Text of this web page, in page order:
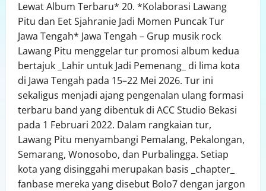
Lewat Album Terbaru* 20. *Kolaborasi Lawang
Pitu dan Eet Sjahranie Jadi Momen Puncak Tur
Jawa Tengah* Jawa Tengah – Grup musik rock
Lawang Pitu menggelar tur promosi album kedua
bertajuk _Lahir untuk Jadi Pemenang_ di lima kota
di Jawa Tengah pada 15–22 Mei 2026. Tur ini
sekaligus menjadi ajang pengenalan ulang formasi
terbaru band yang dibentuk di ACC Studio Bekasi
pada 1 Februari 2022. Dalam rangkaian tur,
Lawang Pitu menyambangi Pemalang, Pekalongan,
Semarang, Wonosobo, dan Purbalingga. Setiap
kota yang disinggahi merupakan basis _chapter_
fanbase mereka yang disebut Bolo7 dengan jargon